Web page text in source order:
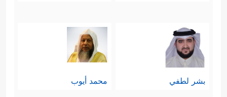
وملكه، يختار لهم ما يشاء، وينهاهم عمَّا
يشاء، ويعلَم سرَّهم ونجواهم، ويُحاسِبهم
على أعمالهم ومواقفهم، وهذه هي
بشر لطفي محمد أيوب